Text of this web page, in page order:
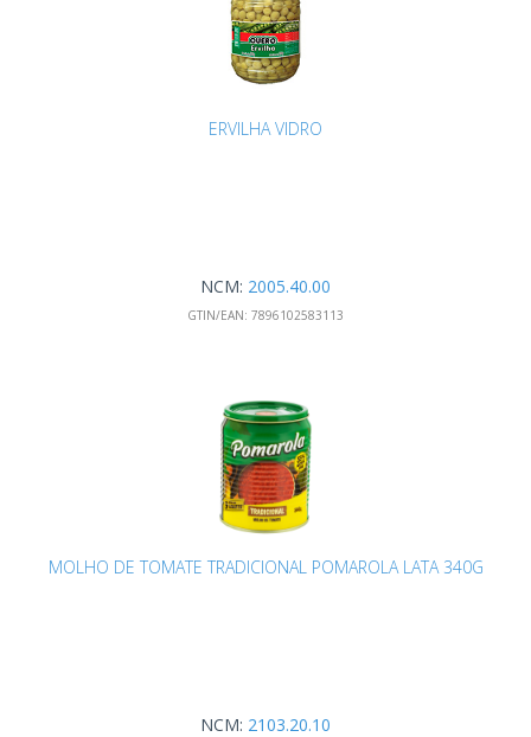
ERVILHA VIDRO
NCM: 2005.40.00
GTIN/EAN: 7896102583113
MOLHO DE TOMATE TRADICIONAL POMAROLA LATA 340G
NCM: 2103.20.10